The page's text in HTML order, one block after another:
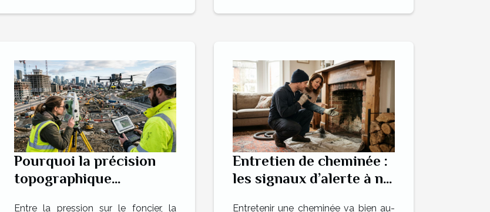
Pourquoi la précision
topographique
Entre la pression sur le foncier, la
Entretien de cheminée :
les signaux d’alerte à ne
Entretenir une cheminée va bien au-